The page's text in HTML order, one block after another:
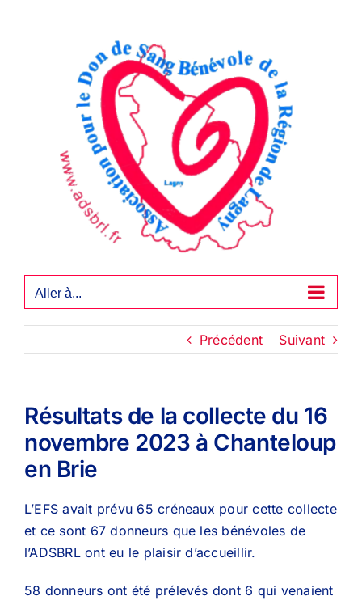
Aller à...
Précédent Suivant
Résultats de la collecte du 16
novembre 2023 à Chanteloup
en Brie
L’EFS avait prévu 65 créneaux pour cette collecte
et ce sont 67 donneurs que les bénévoles de
l’ADSBRL ont eu le plaisir d’accueillir.
58 donneurs ont été prélevés dont 6 qui venaient